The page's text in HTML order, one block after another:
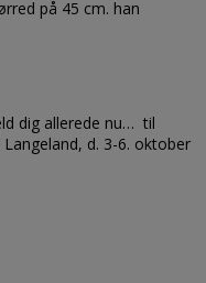
på 45 cm. han
dig allerede nu… til
d. 3-6. oktober